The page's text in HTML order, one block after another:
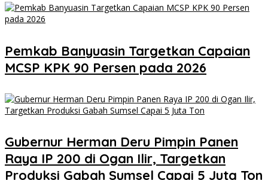
Pemkab Banyuasin Targetkan Capaian
MCSP KPK 90 Persen pada 2026
Gubernur Herman Deru Pimpin Panen
Raya IP 200 di Ogan Ilir, Targetkan
Produksi Gabah Sumsel Capai 5 Juta Ton